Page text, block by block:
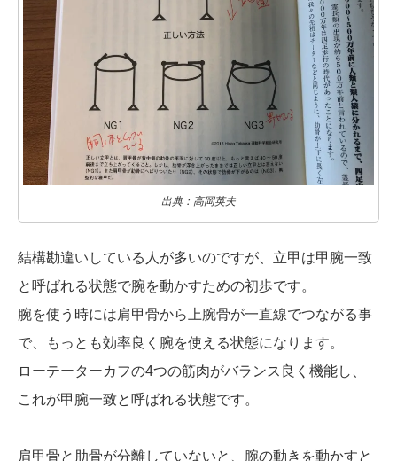
出典：高岡英夫
結構勘違いしている人が多いのですが、立甲は甲腕一致
と呼ばれる状態で腕を動かすための初歩です。
腕を使う時には肩甲骨から上腕骨が一直線でつながる事
で、もっとも効率良く腕を使える状態になります。
ローテーターカフの4つの筋肉がバランス良く機能し、
これが甲腕一致と呼ばれる状態です。
肩甲骨と肋骨が分離していないと、腕の動きを動かすと